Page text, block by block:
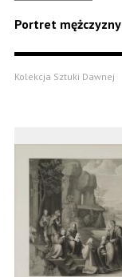
Portret mężczyzny
Kolekcja Sztuki Dawnej